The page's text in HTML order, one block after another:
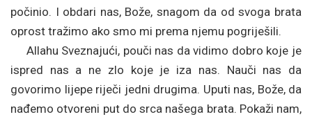
počinio. I obdari nas, Bože, snagom da od svoga brata
oprost tražimo ako smo mi prema njemu pogriješili.
Allahu Sveznajući, pouči nas da vidimo dobro koje je
ispred nas a ne zlo koje je iza nas. Nauči nas da
govorimo lijepe riječi jedni drugima. Uputi nas, Bože, da
nađemo otvoreni put do srca našega brata. Pokaži nam,